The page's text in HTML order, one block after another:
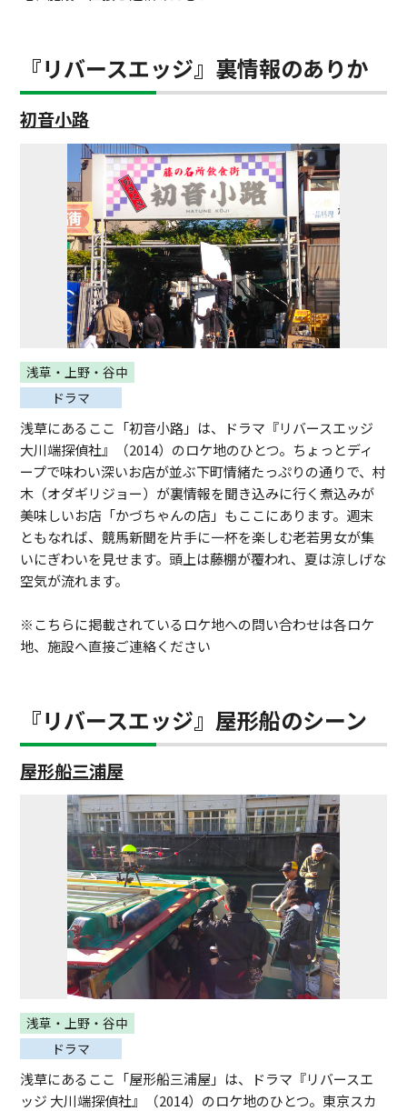
『リバースエッジ』裏情報のありか
初音小路
浅草・上野・谷中
ドラマ
浅草にあるここ「初音小路」は、ドラマ『リバースエッジ
大川端探偵社』（2014）のロケ地のひとつ。ちょっとディ
ープで味わい深いお店が並ぶ下町情緒たっぷりの通りで、村
木（オダギリジョー）が裏情報を聞き込みに行く煮込みが
美味しいお店「かづちゃんの店」もここにあります。週末
ともなれば、競馬新聞を片手に一杯を楽しむ老若男女が集
いにぎわいを見せます。頭上は藤棚が覆われ、夏は涼しげな
空気が流れます。
※こちらに掲載されているロケ地への問い合わせは各ロケ
地、施設へ直接ご連絡ください
『リバースエッジ』屋形船のシーン
屋形船三浦屋
浅草・上野・谷中
ドラマ
浅草にあるここ「屋形船三浦屋」は、ドラマ『リバースエ
ッジ 大川端探偵社』（2014）のロケ地のひとつ。東京スカ